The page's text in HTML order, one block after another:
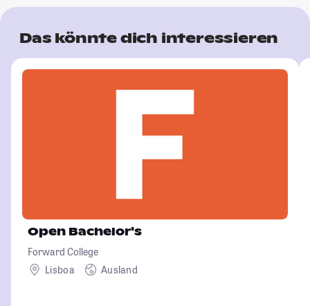
Das könnte dich interessieren
Open Bachelor's
Forward College
Lisboa
Ausland